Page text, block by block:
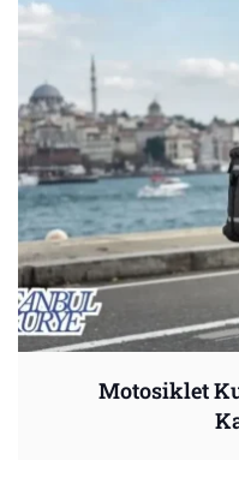
Motosiklet